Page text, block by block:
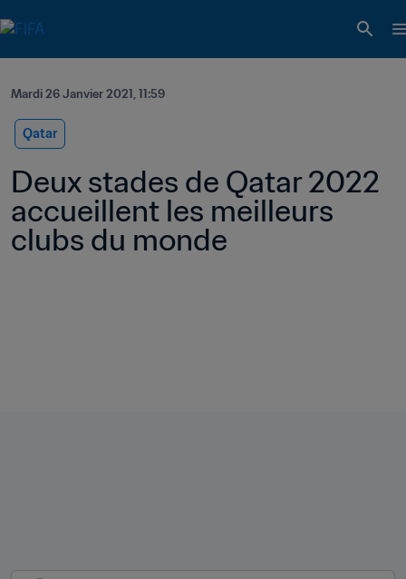
Mardi 26 Janvier 2021, 11:59
Qatar
Deux stades de Qatar 2022
accueillent les meilleurs
clubs du monde